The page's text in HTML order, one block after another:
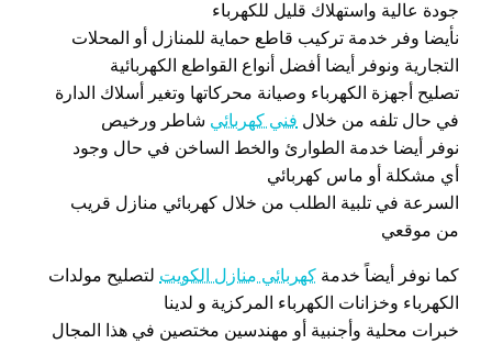
جودة عالية واستهلاك قليل للكهرباء
نأيضا وفر خدمة تركيب قاطع حماية للمنازل أو المحلات
التجارية ونوفر أيضا أفضل أنواع القواطع الكهربائية
تصليح أجهزة الكهرباء وصيانة محركاتها وتغير أسلاك الدارة
في حال تلفه من خلال فني كهربائي شاطر ورخيص
نوفر أيضا خدمة الطوارئ والخط الساخن في حال وجود
أي مشكلة أو ماس كهربائي
السرعة في تلبية الطلب من خلال كهربائي منازل قريب
من موقعي
كما نوفر أيضاً خدمة كهربائي منازل الكويت لتصليح مولدات
الكهرباء وخزانات الكهرباء المركزية و لدينا
خبرات محلية وأجنبية أو مهندسين مختصين في هذا المجال